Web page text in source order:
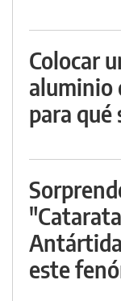
Colocar
aluminio
para
este